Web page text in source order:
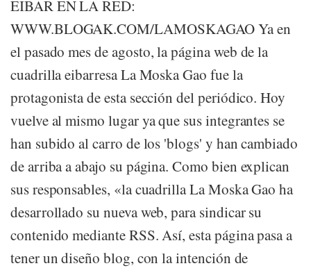
EIBAR EN LA RED:
WWW.BLOGAK.COM/LAMOSKAGAO Ya en
el pasado mes de agosto, la página web de la
cuadrilla eibarresa La Moska Gao fue la
protagonista de esta sección del periódico. Hoy
vuelve al mismo lugar ya que sus integrantes se
han subido al carro de los 'blogs' y han cambiado
de arriba a abajo su página. Como bien explican
sus responsables, «la cuadrilla La Moska Gao ha
desarrollado su nueva web, para sindicar su
contenido mediante RSS. Así, esta página pasa a
tener un diseño blog, con la intención de